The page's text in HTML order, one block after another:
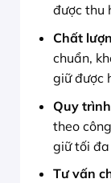
được thu
Chất
chuẩn,
giữ được
Quy
theo
giữ tối
Tư vấn